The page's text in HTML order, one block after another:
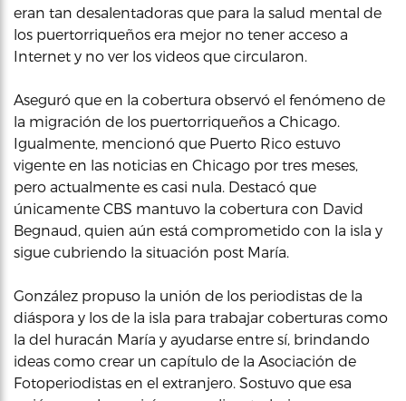
eran tan desalentadoras que para la salud mental de
los puertorriqueños era mejor no tener acceso a
Internet y no ver los videos que circularon.
Aseguró que en la cobertura observó el fenómeno de
la migración de los puertorriqueños a Chicago.
Igualmente, mencionó que Puerto Rico estuvo
vigente en las noticias en Chicago por tres meses,
pero actualmente es casi nula. Destacó que
únicamente CBS mantuvo la cobertura con David
Begnaud, quien aún está comprometido con la isla y
sigue cubriendo la situación post María.
González propuso la unión de los periodistas de la
diáspora y los de la isla para trabajar coberturas como
la del huracán María y ayudarse entre sí, brindando
ideas como crear un capítulo de la Asociación de
Fotoperiodistas en el extranjero. Sostuvo que esa